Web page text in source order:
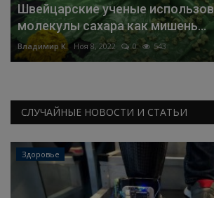
Швейцарские ученые
молекулы сахара как мишень...
Владимир К. Ноя 8, 2022 0 543
СЛУЧАЙНЫЕ НОВОСТИ И СТАТЬИ
Здоровье